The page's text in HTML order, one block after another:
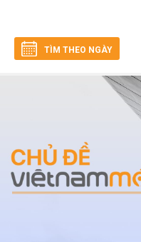
TÌM THEO NGÀY